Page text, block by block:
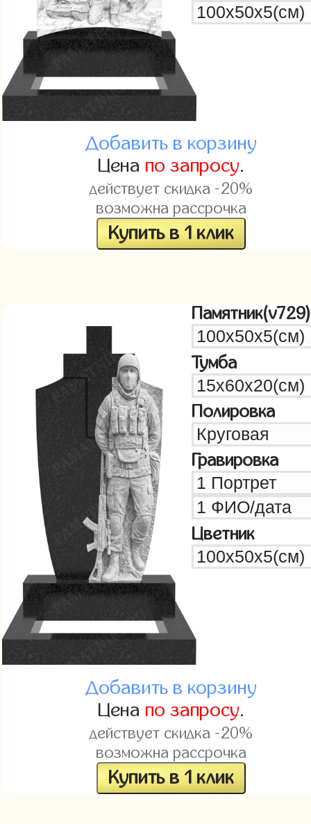
Добавить в корзину
Цена по запросу.
действует скидка -20%
возможна рассрочка
Купить в 1 клик
Памятник(v729)
Тумба
Полировка
Гравировка
Цветник
Добавить в корзину
Цена по запросу.
действует скидка -20%
возможна рассрочка
Купить в 1 клик